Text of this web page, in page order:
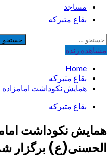
مساجد
بقاع متبرکه
جستجو
برای:
مشاهده‌ زنده
Home
بقاع متبرکه
همایش نکوداشت امامزاده
بقاع متبرکه
همایش نکوداشت
الحسنی(ع) برگزار